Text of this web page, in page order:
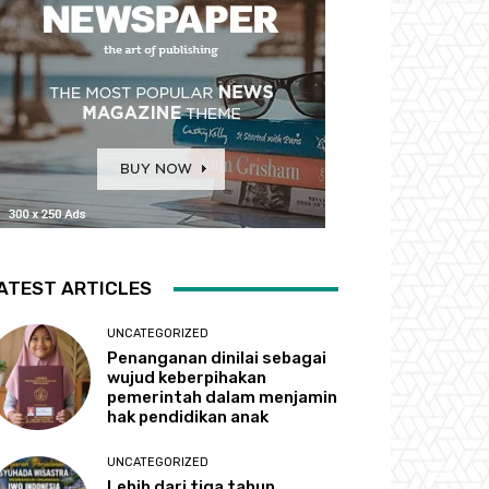
ARTICLES
UNCATEGORIZED
Penanganan dinilai sebagai
wujud keberpihakan
pemerintah dalam menjamin
hak pendidikan anak
UNCATEGORIZED